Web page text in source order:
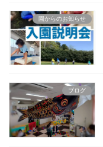
園からのお知らせ
ブログ